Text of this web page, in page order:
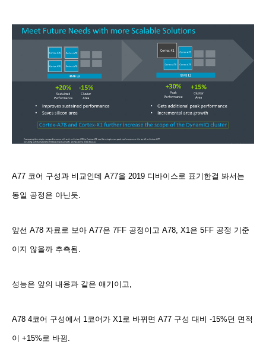
A77 코어 구성과 비교인데 A77을 2019 디바이스로 표기한걸 봐서는
동일 공정은 아닌듯.
앞선 A78 자료로 보아 A77은 7FF 공정이고 A78, X1은 5FF 공정 기준
이지 않을까 추측됨.
성능은 앞의 내용과 같은 얘기이고,
A78 4코어 구성에서 1코어가 X1로 바뀌면 A77 구성 대비 -15%던 면적
이 +15%로 바뀜.